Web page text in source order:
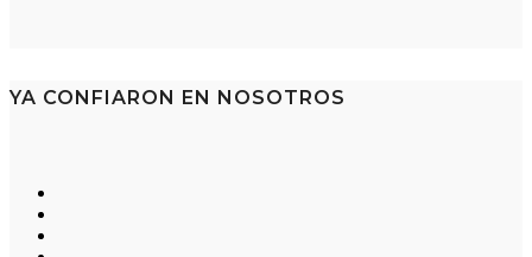
YA CONFIARON EN NOSOTROS